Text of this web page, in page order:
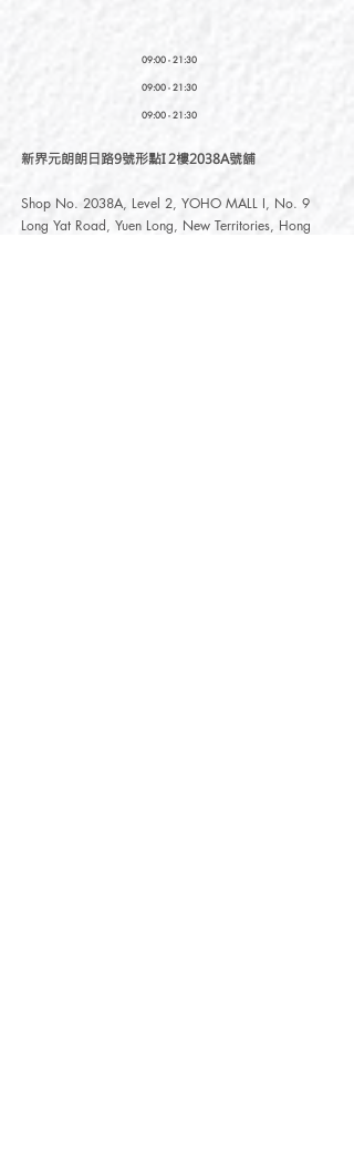
09:00 - 21:30
09:00 - 21:30
09:00 - 21:30
新界元朗朗日路9號形點I 2樓2038A號舖
Shop No. 2038A, Level 2, YOHO MALL I, No. 9
Long Yat Road, Yuen Long, New Territories, Hong